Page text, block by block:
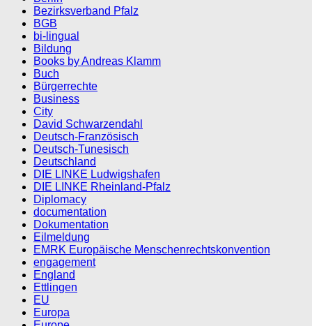
Bezirksverband Pfalz
BGB
bi-lingual
Bildung
Books by Andreas Klamm
Buch
Bürgerrechte
Business
City
David Schwarzendahl
Deutsch-Französisch
Deutsch-Tunesisch
Deutschland
DIE LINKE Ludwigshafen
DIE LINKE Rheinland-Pfalz
Diplomacy
documentation
Dokumentation
Eilmeldung
EMRK Europäische Menschenrechtskonvention
engagement
England
Ettlingen
EU
Europa